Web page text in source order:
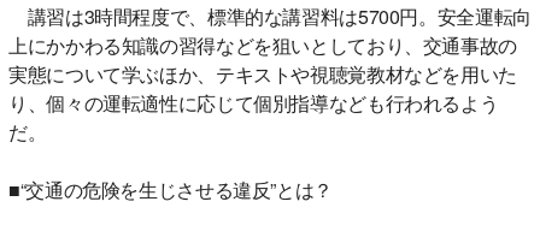
講習は3時間程度で、標準的な講習料は5700円。安全運転向
上にかかわる知識の習得などを狙いとしており、交通事故の
実態について学ぶほか、テキストや視聴覚教材などを用いた
り、個々の運転適性に応じて個別指導なども行われるよう
だ。
■“交通の危険を生じさせる違反”とは？